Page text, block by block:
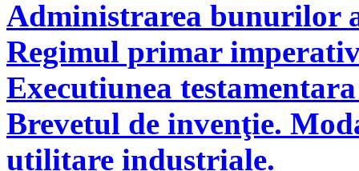
Administrarea bunurilor
Regimul primar
Executiunea
Brevetul de invenţie.
utilitare industriale.